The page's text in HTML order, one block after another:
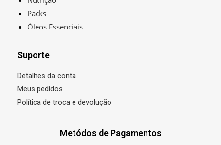
Packs
Óleos Essenciais
Suporte
Detalhes da conta
Meus pedidos
Política de troca e devolução
Metódos de Pagamentos